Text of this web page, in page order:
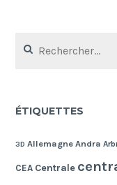
ÉTIQUETTES
3D Allemagne Andra
CEA Centrale